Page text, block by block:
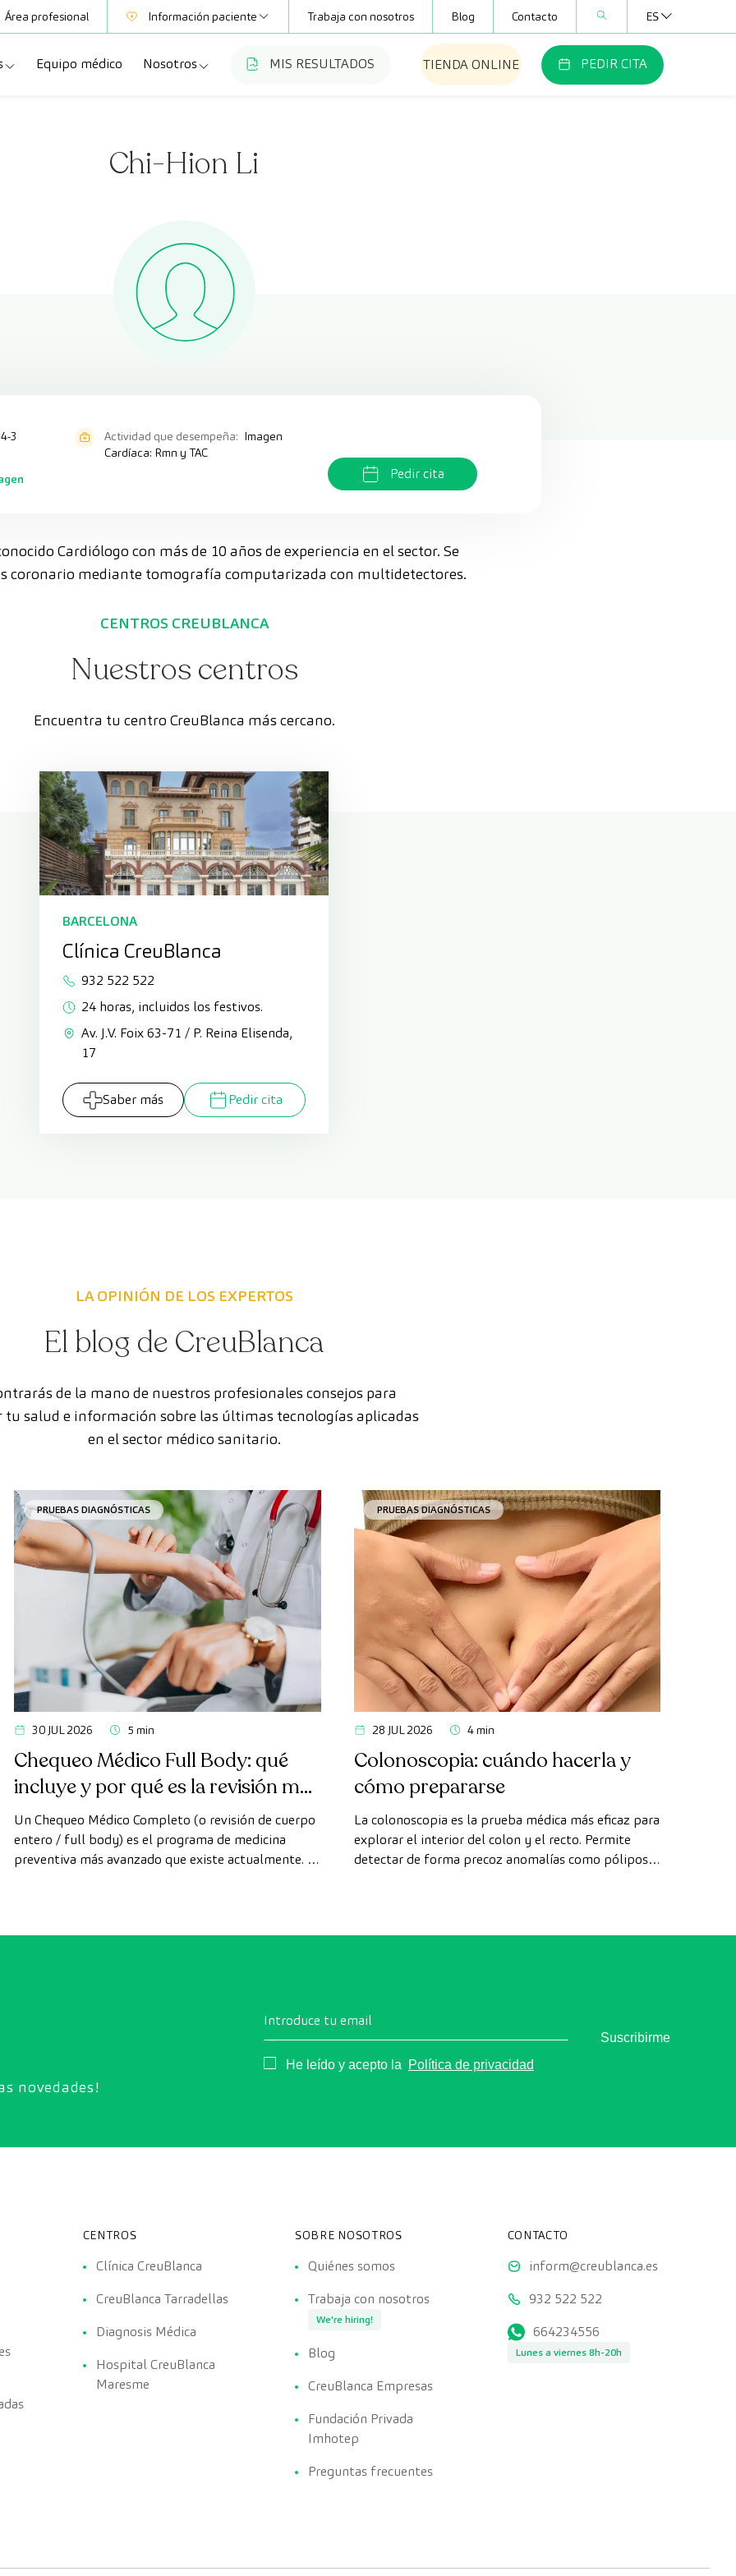
Área profesional Información paciente
Mutuas
Club CreuBlanca
Trabaja con nosotros Blog Contacto ES
Equipo médico Nosotros
Trabaja con nosotros
CreuBlanca Empresas
Fundación Privada Imhotep
Preguntas frecuentes
MIS RESULTADOS TIENDA ONLINE PEDIR CITA
Chi-Hion Li
3 Actividad que desempeña: Imagen
Cardíaca: Rmn y TAC
Pedir cita
Cardiólogo con más de 10 años de experiencia en el sector. Se
coronario mediante tomografía computarizada con multidetectores.
CENTROS CREUBLANCA
Nuestros centros
Encuentra tu centro CreuBlanca más cercano.
BARCELONA
Clínica CreuBlanca
932 522 522
24 horas, incluidos los festivos.
Av. J.V. Foix 63-71 / P. Reina Elisenda,
17
Saber más Pedir cita
LA OPINIÓN DE LOS EXPERTOS
El blog de CreuBlanca
de la mano de nuestros profesionales consejos para
tu salud e información sobre las últimas tecnologías aplicadas
en el sector médico sanitario.
PRUEBAS DIAGNÓSTICAS
30 JUL 2026 5 min
Chequeo Médico Full Body: qué
incluye y por qué es la revisión más
avanzada
Un Chequeo Médico Completo (o revisión de cuerpo
entero / full body) es el programa de medicina
preventiva más avanzado que existe actualmente. A
exhaustiva el estado de los órganos vitales, el
PRUEBAS DIAGNÓSTICAS
28 JUL 2026 4 min
Colonoscopia: cuándo hacerla y
cómo prepararse
La colonoscopia es la prueba médica más eficaz para
explorar el interior del colon y el recto. Permite
detectar de forma precoz anomalías como pólipos,
novedades!
Introduce tu email
Consentimiento
He leído y acepto la Política de privacidad
Suscribirme
CENTROS
Clínica CreuBlanca
CreuBlanca Tarradellas
Diagnosis Médica
Hospital CreuBlanca
Maresme
SOBRE NOSOTROS
Quiénes somos
Trabaja con nosotros
We're hiring!
Blog
CreuBlanca Empresas
Fundación Privada
Imhotep
Preguntas frecuentes
CONTACTO
inform@creublanca.es
932 522 522
664234556
Lunes a viernes 8h-20h